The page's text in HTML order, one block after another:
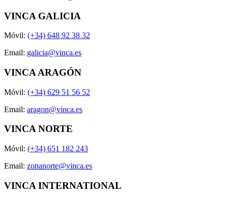
VINCA GALICIA
Móvil: (+34) 648 92 38 32
Email: galicia@vinca.es
VINCA ARAGÓN
Móvil: (+34) 629 51 56 52
Email: aragon@vinca.es
VINCA NORTE
Móvil: (+34) 651 182 243
Email: zonanorte@vinca.es
VINCA INTERNATIONAL